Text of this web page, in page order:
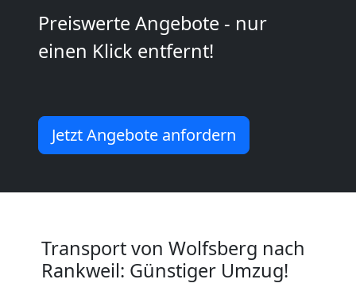
Preiswerte Angebote - nur
einen Klick entfernt!
Jetzt Angebote anfordern
Transport von Wolfsberg nach
Rankweil: Günstiger Umzug!
Kunsttransport
Wolfsberg
Umzug
Wolfsberg
3
Mann